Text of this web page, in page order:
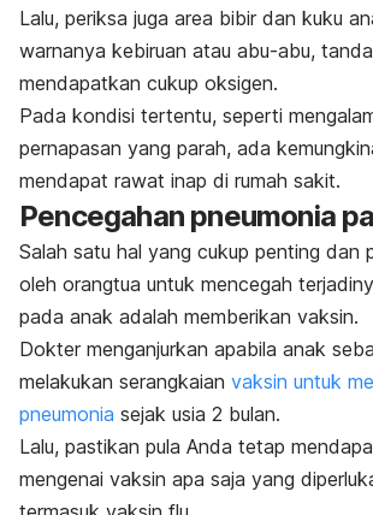
Lalu, periksa juga area bibir dan kuku
warnanya kebiruan atau abu-abu,
mendapatkan cukup oksigen.
Pada kondisi tertentu, seperti
pernapasan yang parah, ada
mendapat rawat inap di rumah sakit.
Pencegahan pneumonia
Salah satu hal yang cukup penting dan
oleh orangtua untuk mencegah
pada anak adalah memberikan vaksin.
Dokter menganjurkan apabila anak
melakukan serangkaian vaksin untuk
pneumonia sejak usia 2 bulan.
Lalu, pastikan pula Anda tetap
mengenai vaksin apa saja yang